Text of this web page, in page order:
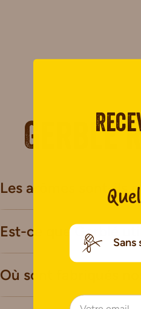
Gerblé
Les arômes sont-ils
Est-ce que Gerblé
Où sont fabriqués
Sans